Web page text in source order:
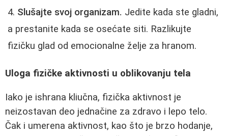
Slušajte svoj organizam. Jedite kada ste gladni,
a prestanite kada se osećate siti. Razlikujte
fizičku glad od emocionalne želje za hranom.
Uloga fizičke aktivnosti u oblikovanju tela
Iako je ishrana kliučna, fizička aktivnost je
neizostavan deo jednačine za zdravo i lepo telo.
Čak i umerena aktivnost, kao što je brzo hodanje,